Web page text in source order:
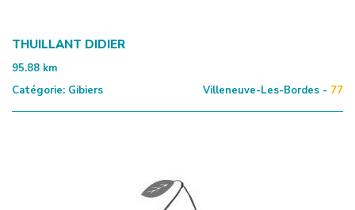
THUILLANT DIDIER
95.88 km
Catégorie: Gibiers Villeneuve-Les-Bordes - 77